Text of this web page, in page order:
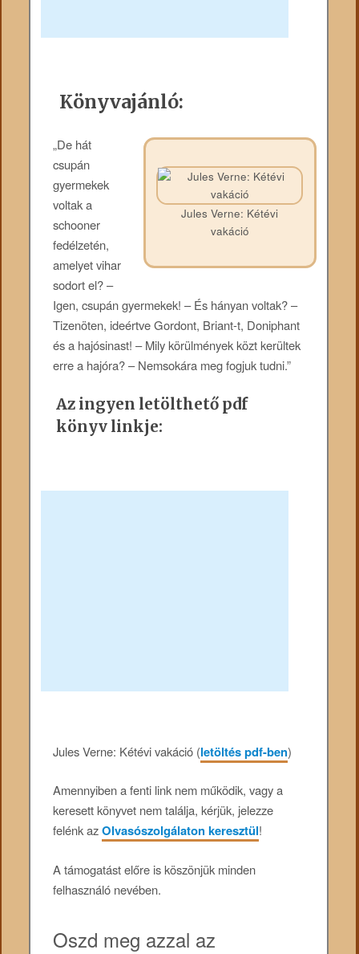
Könyvajánló:
Jules Verne: Kétévi
vakáció
„De hát
csupán
gyermekek
voltak a
schooner
fedélzetén,
amelyet vihar
sodort el? –
Igen, csupán gyermekek! – És hányan voltak? –
Tizenöten, ideértve Gordont, Briant-t, Doniphant
és a hajósinast! – Mily körülmények közt kerültek
erre a hajóra? – Nemsokára meg fogjuk tudni.”
Az ingyen letölthető pdf
könyv linkje:
Jules Verne: Kétévi vakáció (letöltés pdf-ben)
Amennyiben a fenti link nem működik, vagy a
keresett könyvet nem találja, kérjük, jelezze
felénk azOlvasószolgálaton keresztül!
A támogatást előre is köszönjük minden
felhasználó nevében.
Oszd meg azzal az